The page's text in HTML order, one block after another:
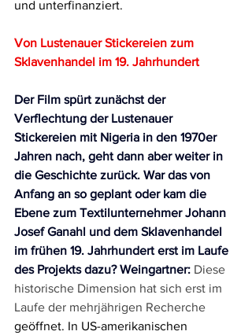
und unterfinanziert.
Von Lustenauer Stickereien zum
Sklavenhandel im 19. Jahrhundert
Der Film spürt zunächst der
Verflechtung der Lustenauer
Stickereien mit Nigeria in den 1970er
Jahren nach, geht dann aber weiter in
die Geschichte zurück. War das von
Anfang an so geplant oder kam die
Ebene zum Textilunternehmer Johann
Josef Ganahl und dem Sklavenhandel
im frühen 19. Jahrhundert erst im Laufe
des Projekts dazu? Weingartner: Diese
historische Dimension hat sich erst im
Laufe der mehrjährigen Recherche
geöffnet. In US-amerikanischen